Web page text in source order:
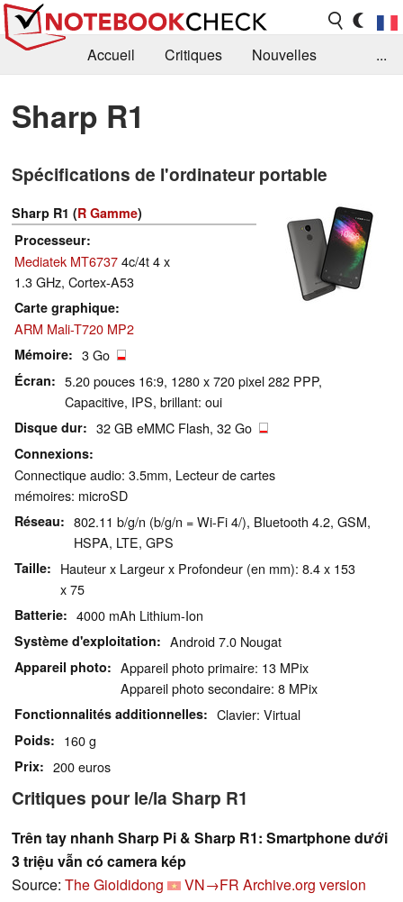
Accueil Critiques
Nouvelles
Recherche
Contact
...
Sharp R1
Spécifications de l'ordinateur portable
Sharp R1 (R Gamme)
Processeur
Mediatek MT67374c/4t 4 x
1.3 GHz, Cortex-A53
Carte graphique
ARM Mali-T720 MP2
Mémoire 3 Go
Écran
5.20 pouces 16:9, 1280 x 720 pixel 282 PPP,
Capacitive, IPS, brillant: oui
Disque dur 32 GB eMMC Flash, 32 Go
Connexions
Connectique audio: 3.5mm, Lecteur de cartes
mémoires: microSD
Réseau
802.11 b/g/n (b/g/n = Wi-Fi 4/), Bluetooth 4.2, GSM,
HSPA, LTE, GPS
Taille
Hauteur x Largeur x Profondeur (en mm): 8.4 x 153
x 75
Batterie 4000 mAh Lithium-Ion
Système d'exploitation Android 7.0 Nougat
Appareil photo
Appareil photo primaire: 13 MPix
Appareil photo secondaire: 8 MPix
Fonctionnalités additionnelles Clavier: Virtual
Poids 160 g
Prix 200 euros
Critiques pour le/la Sharp R1
Trên tay nhanh Sharp Pi & Sharp R1: Smartphone dưới
3 triệu vẫn có camera kép
Source: The Gioididong VN→FR Archive.org version